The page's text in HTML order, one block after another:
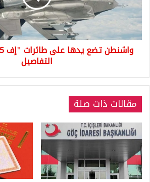
"إف
35"
تركية
..
إليكم
التفاصيل
مقالات ذات صلة